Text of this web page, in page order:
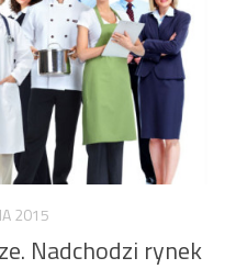
2015
Nadchodzi rynek